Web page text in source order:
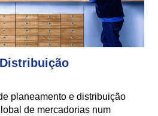
planeamento e distribuição
de mercadorias num